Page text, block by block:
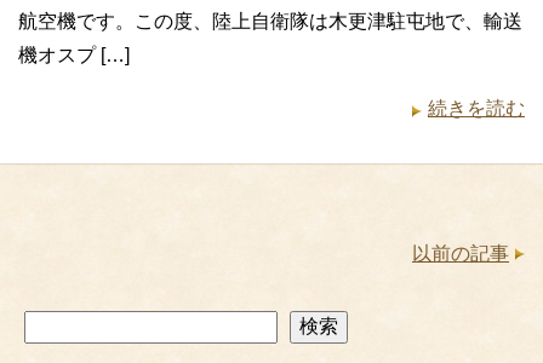
航空機です。この度、陸上自衛隊は木更津駐屯地で、輸送
機オスプ […]
続きを読む
以前の記事
索
検索